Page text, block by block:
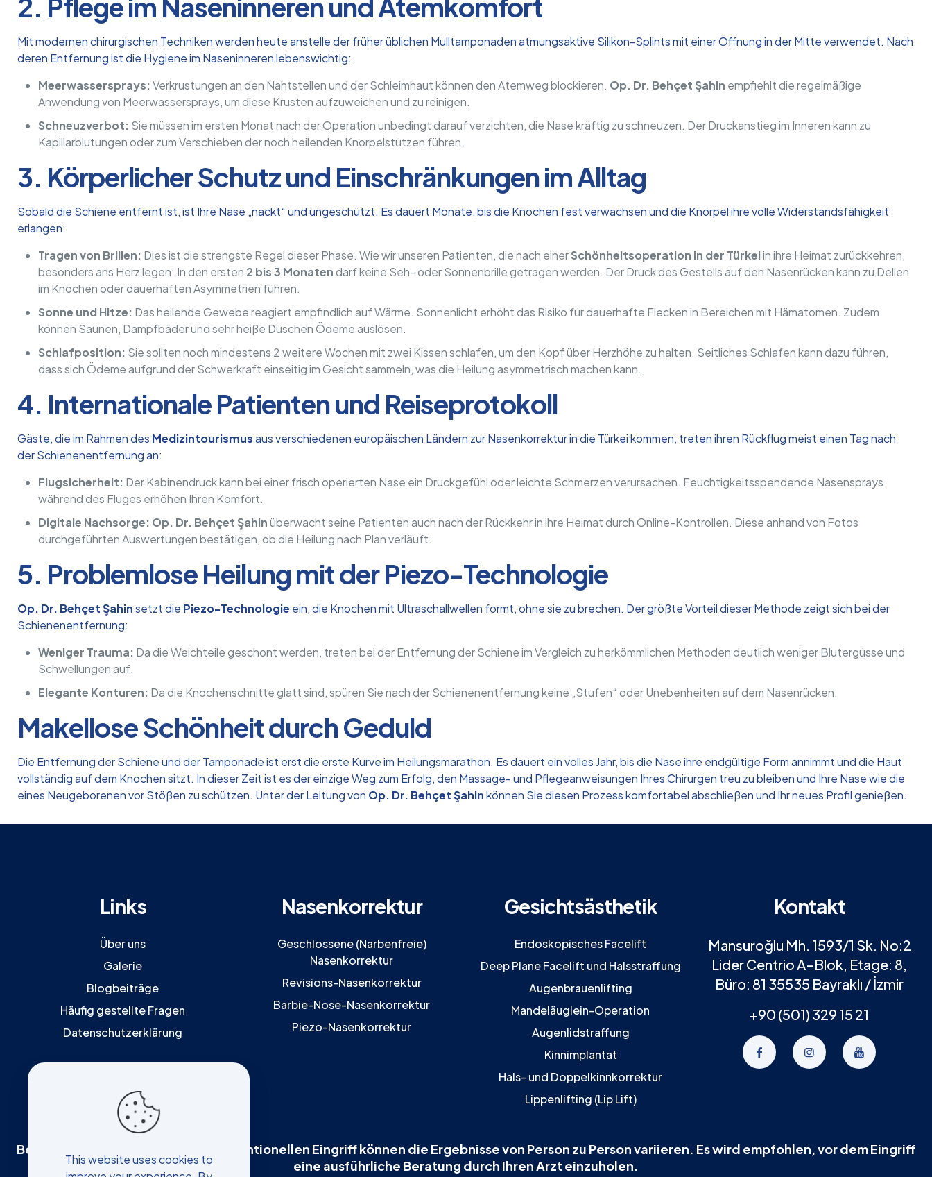
2. Pflege im Naseninneren und Atemkomfort
Mit modernen chirurgischen Techniken werden heute anstelle der früher üblichen Mulltamponaden atmungsaktive Silikon-Splints mit einer Öffnung in der Mitte verwendet. Nach
deren Entfernung ist die Hygiene im Naseninneren lebenswichtig:
Meerwassersprays:Verkrustungen an den Nahtstellen und der Schleimhaut können den Atemweg blockieren. Op. Dr. Behçet Şahin empfiehlt die regelmäßige
Anwendung von Meerwassersprays, um diese Krusten aufzuweichen und zu reinigen.
Schneuzverbot: Sie müssen im ersten Monat nach der Operation unbedingt darauf verzichten, die Nase kräftig zu schneuzen. Der Druckanstieg im Inneren kann zu
Kapillarblutungen oder zum Verschieben der noch heilenden Knorpelstützen führen.
3. Körperlicher Schutz und Einschränkungen im Alltag
Sobald die Schiene entfernt ist, ist Ihre Nase „nackt“ und ungeschützt. Es dauert Monate, bis die Knochen fest verwachsen und die Knorpel ihre volle Widerstandsfähigkeit
erlangen:
Tragen von Brillen: Dies ist die strengste Regel dieser Phase. Wie wir unseren Patienten, die nach einerSchönheitsoperation in der Türkeiin ihre Heimat zurückkehren,
besonders ans Herz legen: In den ersten 2 bis 3 Monatendarf keine Seh- oder Sonnenbrille getragen werden. Der Druck des Gestells auf den Nasenrücken kann zu Dellen
im Knochen oder dauerhaften Asymmetrien führen.
Sonne und Hitze: Das heilende Gewebe reagiert empfindlich auf Wärme. Sonnenlicht erhöht das Risiko für dauerhafte Flecken in Bereichen mit Hämatomen. Zudem
können Saunen, Dampfbäder und sehr heiße Duschen Ödeme auslösen.
Schlafposition: Sie sollten noch mindestens 2 weitere Wochen mit zwei Kissen schlafen, um den Kopf über Herzhöhe zu halten. Seitliches Schlafen kann dazu führen,
dass sich Ödeme aufgrund der Schwerkraft einseitig im Gesicht sammeln, was die Heilung asymmetrisch machen kann.
4. Internationale Patienten und Reiseprotokoll
Gäste, die im Rahmen des Medizintourismusaus verschiedenen europäischen Ländern zur Nasenkorrektur in die Türkei kommen, treten ihren Rückflug meist einen Tag nach
der Schienenentfernung an:
Flugsicherheit: Der Kabinendruck kann bei einer frisch operierten Nase ein Druckgefühl oder leichte Schmerzen verursachen. Feuchtigkeitsspendende Nasensprays
während des Fluges erhöhen Ihren Komfort.
Digitale Nachsorge: Op. Dr. Behçet Şahinüberwacht seine Patienten auch nach der Rückkehr in ihre Heimat durch Online-Kontrollen. Diese anhand von Fotos
durchgeführten Auswertungen bestätigen, ob die Heilung nach Plan verläuft.
5. Problemlose Heilung mit der Piezo-Technologie
Op. Dr. Behçet Şahinsetzt die Piezo-Technologie ein, die Knochen mit Ultraschallwellen formt, ohne sie zu brechen. Der größte Vorteil dieser Methode zeigt sich bei der
Schienenentfernung:
Weniger Trauma: Da die Weichteile geschont werden, treten bei der Entfernung der Schiene im Vergleich zu herkömmlichen Methoden deutlich weniger Blutergüsse und
Schwellungen auf.
Elegante Konturen: Da die Knochenschnitte glatt sind, spüren Sie nach der Schienenentfernung keine „Stufen“ oder Unebenheiten auf dem Nasenrücken.
Makellose Schönheit durch Geduld
Die Entfernung der Schiene und der Tamponade ist erst die erste Kurve im Heilungsmarathon. Es dauert ein volles Jahr, bis die Nase ihre endgültige Form annimmt und die Haut
vollständig auf dem Knochen sitzt. In dieser Zeit ist es der einzige Weg zum Erfolg, den Massage- und Pflegeanweisungen Ihres Chirurgen treu zu bleiben und Ihre Nase wie die
eines Neugeborenen vor Stößen zu schützen. Unter der Leitung von Op. Dr. Behçet Şahinkönnen Sie diesen Prozess komfortabel abschließen und Ihr neues Profil genießen.
Links
Über uns
Galerie
Blogbeiträge
Häufig gestellte Fragen
Datenschutzerklärung
Nasenkorrektur
Geschlossene (Narbenfreie)
Nasenkorrektur
Revisions-Nasenkorrektur
Barbie-Nose-Nasenkorrektur
Piezo-Nasenkorrektur
Gesichtsästhetik
Endoskopisches Facelift
Deep Plane Facelift und Halsstraffung
Augenbrauenlifting
Mandeläuglein-Operation
Augenlidstraffung
Kinnimplantat
Hals- und Doppelkinnkorrektur
Lippenlifting (Lip Lift)
Kontakt
Mansuroğlu Mh. 1593/1 Sk. No:2
Lider Centrio A-Blok, Etage: 8,
Büro: 81 35535 Bayraklı / İzmir
+90 (501) 329 15 21
Bei jedem chirurgischen oder interventionellen Eingriff können die Ergebnisse von Person zu Person variieren. Es wird empfohlen, vor dem Eingriff
eine ausführliche Beratung durch Ihren Arzt einzuholen.
This website uses cookies to